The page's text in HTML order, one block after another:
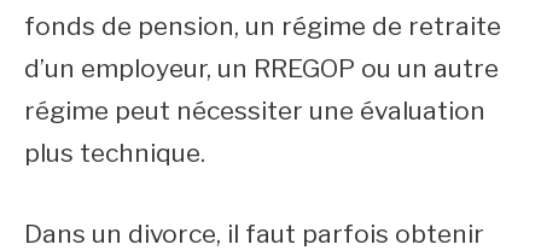
fonds de pension, un régime de retraite
d’un employeur, un RREGOP ou un autre
régime peut nécessiter une évaluation
plus technique.
Dans un divorce, il faut parfois obtenir